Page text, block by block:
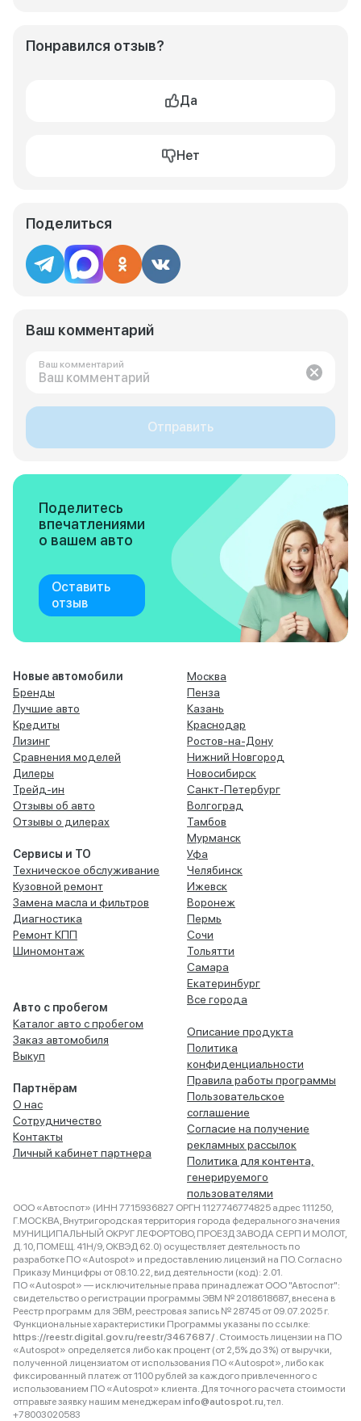
Понравился отзыв?
Да
Нет
Поделиться
Ваш комментарий
Ваш комментарий
Отправить
Поделитесь
впечатлениями
о вашем авто
Оставить
отзыв
Новые автомобили
Бренды
Лучшие авто
Кредиты
Лизинг
Сравнения моделей
Дилеры
Трейд-ин
Отзывы об авто
Отзывы о дилерах
Сервисы и ТО
Техническое обслуживание
Кузовной ремонт
Замена масла и фильтров
Диагностика
Ремонт КПП
Шиномонтаж
Авто с пробегом
Каталог авто с пробегом
Заказ автомобиля
Выкуп
Партнёрам
О нас
Сотрудничество
Контакты
Личный кабинет партнера
Москва
Пенза
Казань
Краснодар
Ростов-на-Дону
Нижний Новгород
Новосибирск
Санкт-Петербург
Волгоград
Тамбов
Мурманск
Уфа
Челябинск
Ижевск
Воронеж
Пермь
Сочи
Тольятти
Самара
Екатеринбург
Все города
Описание продукта
Политика
конфиденциальности
Правила работы программы
Пользовательское
соглашение
Согласие на получение
рекламных рассылок
Политика для контента,
генерируемого
пользователями
ООО «Автоспот» (ИНН 7715936827 ОРГН 1127746774825 адрес 111250,
Г.МОСКВА, Внутригородская территория города федерального значения
МУНИЦИПАЛЬНЫЙ ОКРУГ ЛЕФОРТОВО, ПРОЕЗД ЗАВОДА СЕРП И МОЛОТ,
Д. 10, ПОМЕЩ. 41Н/9, ОКВЭД 62.0) осуществляет деятельность по
разработке ПО «Autospot» и предоставлению лицензий на ПО. Согласно
Приказу Минцифры от 08.10.22, вид деятельности (код): 2.01.
ПО «Autospot» — исключительные права принадлежат ООО "Автоспот":
свидетельство о регистрации программы ЭВМ № 2018618687, внесена в
Реестр программ для ЭВМ, реестровая запись № 28745 от 09.07.2025 г.
Функциональные характеристики Программы указаны по ссылке:
https://reestr.digital.gov.ru/reestr/3467687/ . Стоимость лицензии на ПО
«Autospot» определяется либо как процент (от 2,5% до 3%) от выручки,
полученной лицензиатом от использования ПО «Autospot», либо как
фиксированный платеж от 1100 рублей за каждого привлеченного с
использованием ПО «Autospot» клиента. Для точного расчета стоимости
отправьте заявку нашим менеджерам info@autospot.ru, тел.
+78003020583